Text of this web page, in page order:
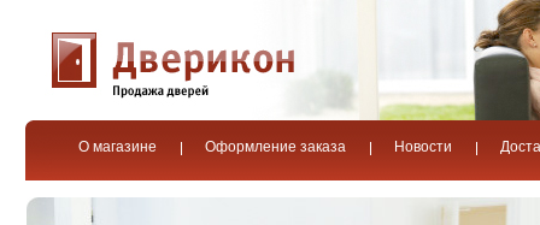
О магазине Оформление заказа Новости